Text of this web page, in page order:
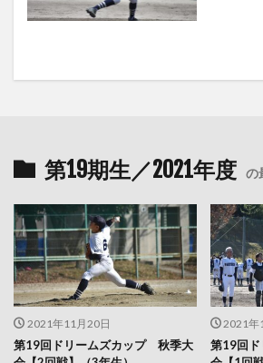
第19期生／2021年度 の
2021年11月20日
第19回ドリームズカップ 秋季大
2021年
第19回